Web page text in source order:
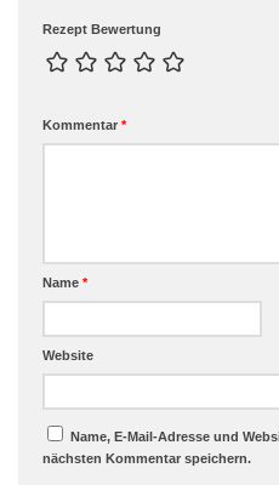
Rezept Bewertung
Kommentar *
Name *
Website
Name, E-Mail-Adresse und
nächsten Kommentar speichern.